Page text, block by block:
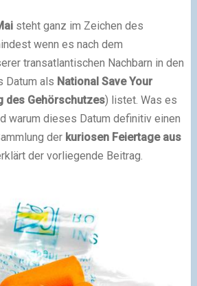
steht ganz im Zeichen des
wenn es nach dem
transatlantischen Nachbarn in den
Datum als National Save Your
des Gehörschutzes) listet. Was es
warum dieses Datum definitiv einen
der kuriosen Feiertage aus
der vorliegende Beitrag.